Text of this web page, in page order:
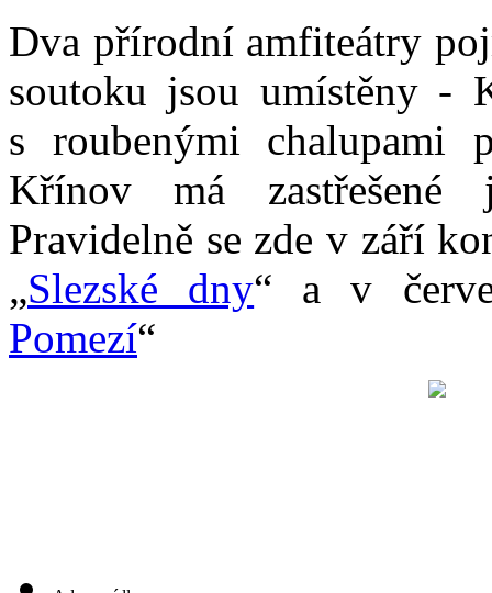
Dva přírodní amfiteátry
soutoku jsou umístěny -
s roubenými chalupami
Křínov má zastřešené
Pravidelně se zde v září
„Slezské dny“ a v
Pomezí“